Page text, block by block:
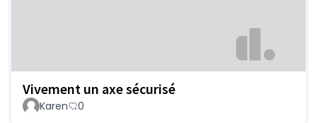
Vivement un axe sécurisé
Karen 0